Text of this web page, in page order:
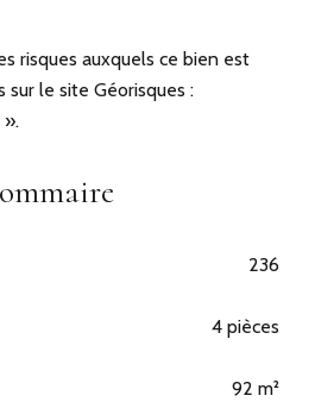
risques auxquels ce bien est
le site Géorisques :
».
236
4 pièces
92 m²